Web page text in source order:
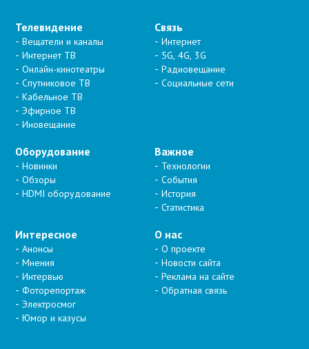
Телевидение
Вещатели и каналы
Интернет ТВ
Онлайн-кинотеатры
Спутниковое ТВ
Кабельное ТВ
Эфирное ТВ
Иновещание
Связь
Интернет
5G, 4G, 3G
Радиовещание
Социальные сети
Оборудование
Новинки
Обзоры
HDMI оборудование
Важное
Технологии
События
История
Статистика
Интересное
Анонсы
Мнения
Интервью
Фоторепортаж
Электросмог
Юмор и казусы
О нас
О проекте
Новости сайта
Реклама на сайте
Обратная связь